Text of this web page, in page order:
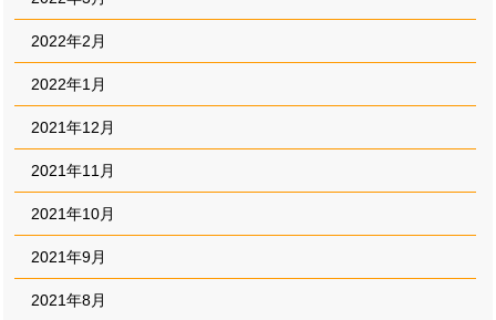
2022年2月
2022年1月
2021年12月
2021年11月
2021年10月
2021年9月
2021年8月